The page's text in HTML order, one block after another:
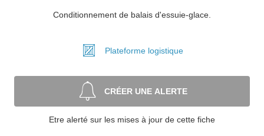
Conditionnement de balais d'essuie-glace.
Plateforme logistique
CRÉER UNE ALERTE
Etre alerté sur les mises à jour de cette fiche